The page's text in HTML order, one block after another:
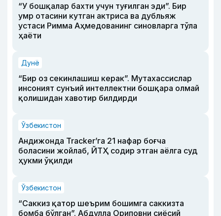
“У бошқалар бахти учун туғилган эди”. Бир
умр отасини кутган актриса ва дубльяж
устаси Римма Аҳмедованинг синовларга тўла
ҳаёти
Дунё
“Бир оз секинлашиш керак”. Мутахассислар
инсоният сунъий интеллектни бошқара олмай
қолишидан хавотир билдирди
Ўзбекистон
Андижонда Tracker’га 21 нафар боғча
боласини жойлаб, ЙТҲ содир этган аёлга суд
ҳукми ўқилди
Ўзбекистон
“Саккиз қатор шеърим бошимга саккизта
бомба бўлган”. Абдулла Ориповни сиёсий